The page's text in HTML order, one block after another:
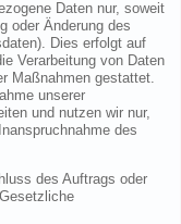
Daten nur, soweit
oder Änderung des
Dies erfolgt auf
Verarbeitung von Daten
Maßnahmen gestattet.
unserer
und nutzen wir nur,
des
des Auftrags oder